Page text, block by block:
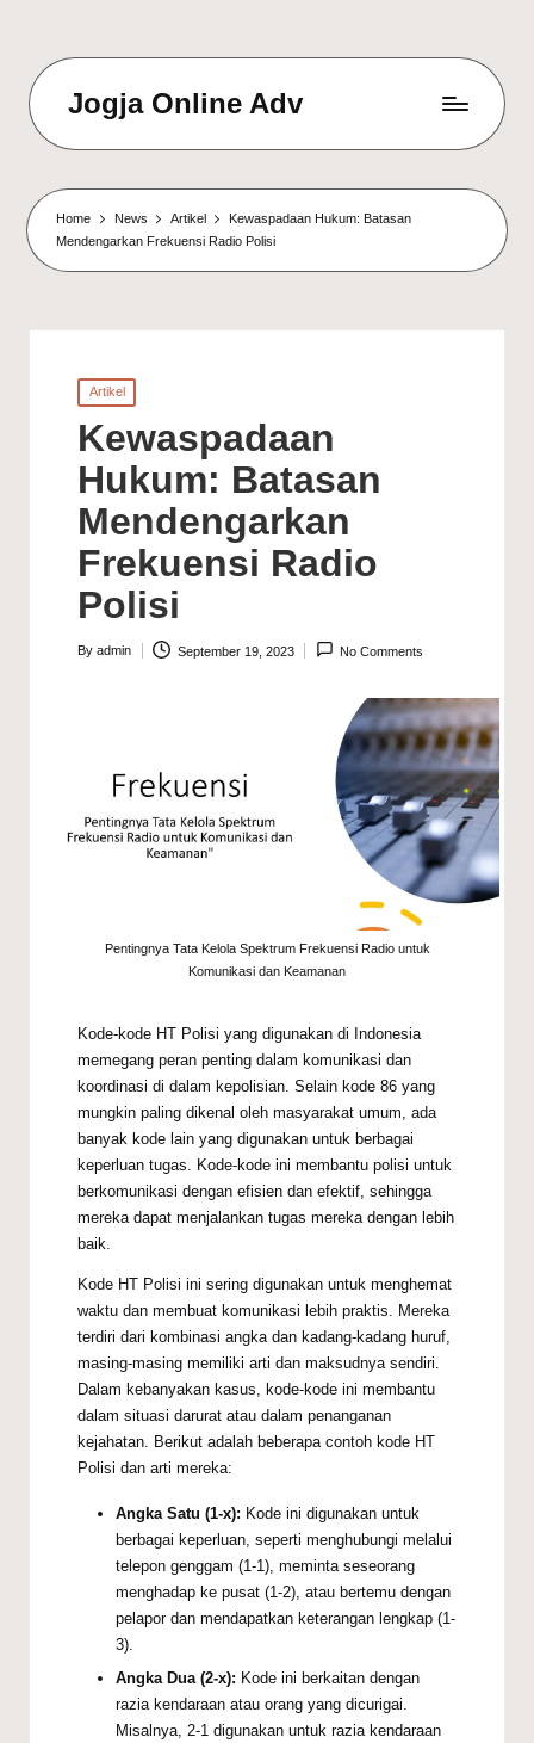
Jogja Online Adv
&
Digital
Connection
Agency
Home News Artikel
Kewaspadaan Hukum: Batasan
Mendengarkan Frekuensi Radio Polisi
Posted
in
Artikel
Kewaspadaan
Hukum: Batasan
Mendengarkan
Frekuensi Radio
Polisi
Posted
By admin September 19, 2023 No Comments
Pentingnya Tata Kelola Spektrum Frekuensi Radio untuk
Komunikasi dan Keamanan
Kode-kode HT Polisi yang digunakan di Indonesia
memegang peran penting dalam komunikasi dan
koordinasi di dalam kepolisian. Selain kode 86 yang
mungkin paling dikenal oleh masyarakat umum, ada
banyak kode lain yang digunakan untuk berbagai
keperluan tugas. Kode-kode ini membantu polisi untuk
berkomunikasi dengan efisien dan efektif, sehingga
mereka dapat menjalankan tugas mereka dengan lebih
baik.
Kode HT Polisi ini sering digunakan untuk menghemat
waktu dan membuat komunikasi lebih praktis. Mereka
terdiri dari kombinasi angka dan kadang-kadang huruf,
masing-masing memiliki arti dan maksudnya sendiri.
Dalam kebanyakan kasus, kode-kode ini membantu
dalam situasi darurat atau dalam penanganan
kejahatan. Berikut adalah beberapa contoh kode HT
Polisi dan arti mereka:
Angka Satu (1-x): Kode ini digunakan untuk
berbagai keperluan, seperti menghubungi melalui
telepon genggam (1-1), meminta seseorang
menghadap ke pusat (1-2), atau bertemu dengan
pelapor dan mendapatkan keterangan lengkap (1-
3).
Angka Dua (2-x): Kode ini berkaitan dengan
razia kendaraan atau orang yang dicurigai.
Misalnya, 2-1 digunakan untuk razia kendaraan